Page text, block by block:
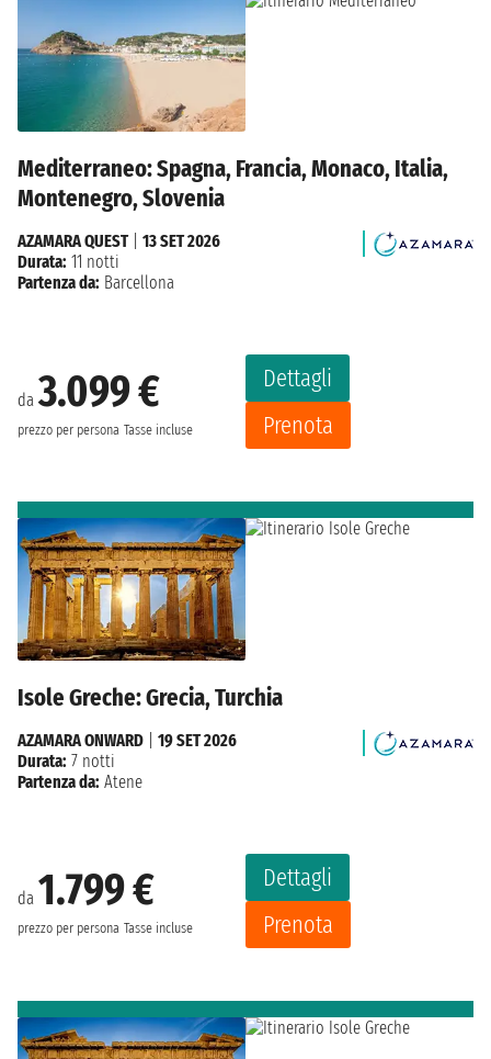
Mediterraneo: Spagna, Francia, Monaco, Italia,
Montenegro, Slovenia
da3.099 €
prezzo per persona Tasse incluse
Dettagli
Prenota
AZAMARA QUEST| 13 SET 2026
Durata: 11 notti
Partenza da: Barcellona
Isole Greche: Grecia, Turchia
da 1.799 €
prezzo per persona Tasse incluse
Dettagli
Prenota
AZAMARA ONWARD
19 SET 2026
Durata: 7 notti
Partenza da: Atene